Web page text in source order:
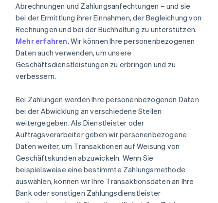
Abrechnungen und Zahlungsanfechtungen – und sie
bei der Ermittlung ihrer Einnahmen, der Begleichung von
Rechnungen und bei der Buchhaltung zu unterstützen.
Mehr erfahren. Wir können Ihre personenbezogenen
Daten auch verwenden, um unsere
Geschäftsdienstleistungen zu erbringen und zu
verbessern.
Bei Zahlungen werden Ihre personenbezogenen Daten
bei der Abwicklung an verschiedene Stellen
weitergegeben. Als Dienstleister oder
Auftragsverarbeiter geben wir personenbezogene
Daten weiter, um Transaktionen auf Weisung von
Geschäftskunden abzuwickeln. Wenn Sie
beispielsweise eine bestimmte Zahlungsmethode
auswählen, können wir Ihre Transaktionsdaten an Ihre
Bank oder sonstigen Zahlungsdienstleister